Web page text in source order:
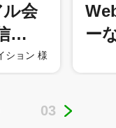
ル会
…
ション 様
ー
03